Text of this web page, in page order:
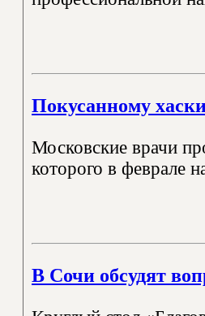
Покусанному
Московские врачи
которого в феврале
В Сочи обсудят